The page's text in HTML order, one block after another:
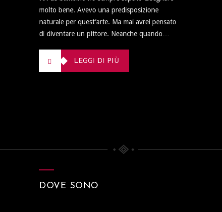
molto bene. Avevo una predisposizione
naturale per quest’arte. Ma mai avrei pensato
di diventare un pittore. Neanche quando…
LEGGI DI PIÙ
DOVE SONO